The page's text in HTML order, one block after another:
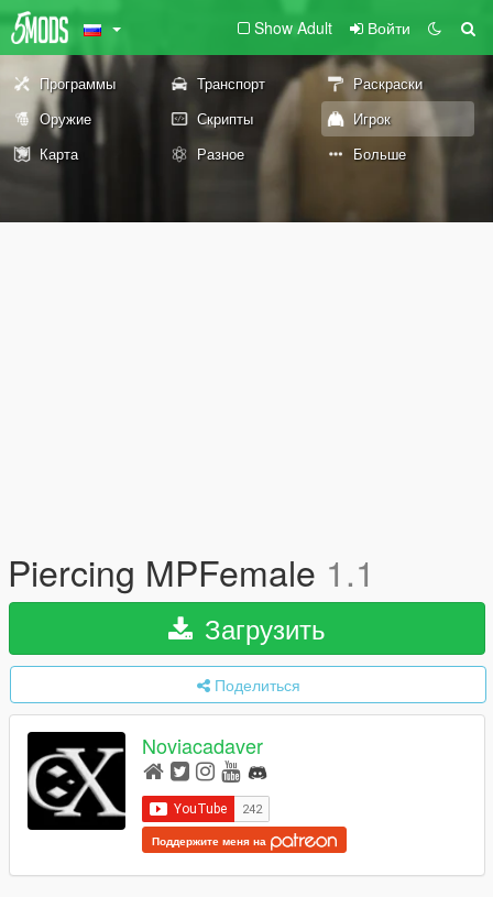
Show Adult Войти
Программы Транспорт
Раскраски
Оружие
Скрипты
Игрок
Карта
Разное Больше
Piercing MPFemale 1.1
Загрузить
Поделиться
Noviacadaver
Поддержите меня на